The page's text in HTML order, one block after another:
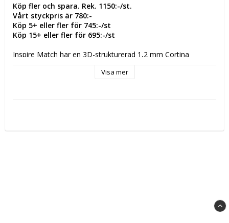
Köp fler och spara. Rek. 1150:-/st.
Vårt styckpris är 780:-
Köp 5+ eller fler för 745:-/st
Köp 15+ eller fler för 695:-/st
Inspire Match har en 3D-strukturerad 1,2 mm Cortina
och form vid spel på en våt yta.
Visa mer